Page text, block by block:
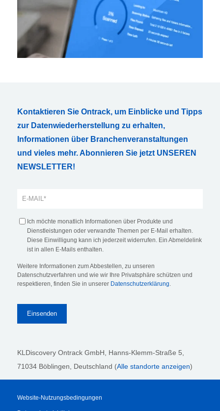
Kontaktieren Sie Ontrack, um Einblicke und Tipps
zur Datenwiederherstellung zu erhalten,
Informationen über Branchenveranstaltungen
und vieles mehr. Abonnieren Sie jetzt UNSEREN
NEWSLETTER!
Ich möchte monatlich Informationen über Produkte und
Dienstleistungen oder verwandte Themen per E-Mail erhalten.
Diese Einwilligung kann ich jederzeit widerrufen. Ein Abmeldelink
ist in allen E-Mails enthalten.
Weitere Informationen zum Abbestellen, zu unseren
Datenschutzverfahren und wie wir Ihre Privatsphäre schützen und
respektieren, finden Sie in unserer Datenschutzerklärung.
KLDiscovery Ontrack GmbH, Hanns-Klemm-Straße 5
71034 Böblingen , Deutschland (Alle standorte anzeigen)
Website-Nutzungsbedingungen